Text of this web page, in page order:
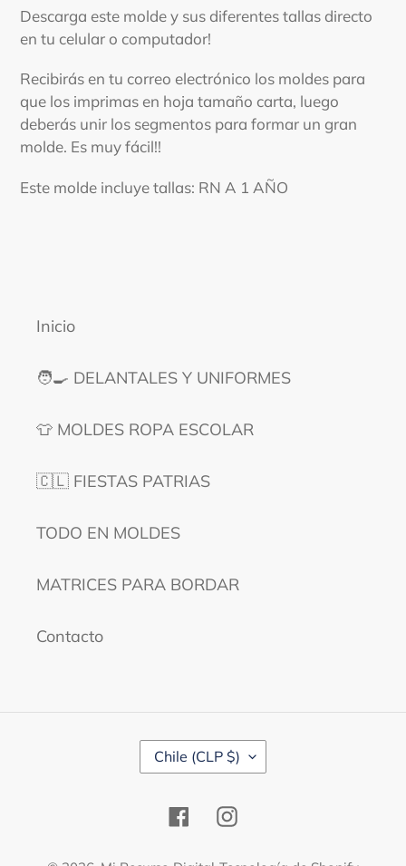
el
producto
tu
carrito
Descarga este molde y sus diferentes tallas directo
en tu celular o computador!
Recibirás en tu correo electrónico los moldes para
que los imprimas en hoja tamaño carta, luego
deberás unir los segmentos para formar un gran
molde. Es muy fácil!!
Este molde incluye tallas: RN A 1 AÑO
Inicio
🧑‍🍳 DELANTALES Y UNIFORMES
👕 MOLDES ROPA ESCOLAR
🇨🇱 FIESTAS PATRIAS
TODO EN MOLDES
MATRICES PARA BORDAR
Contacto
P
A
Chile (CLP $)
FacebookInstagram